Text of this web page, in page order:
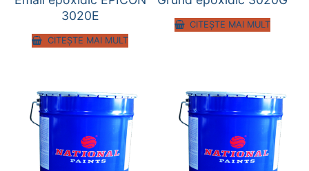
3020E
CITEȘTE MAI MULT
CITEȘTE MAI MULT